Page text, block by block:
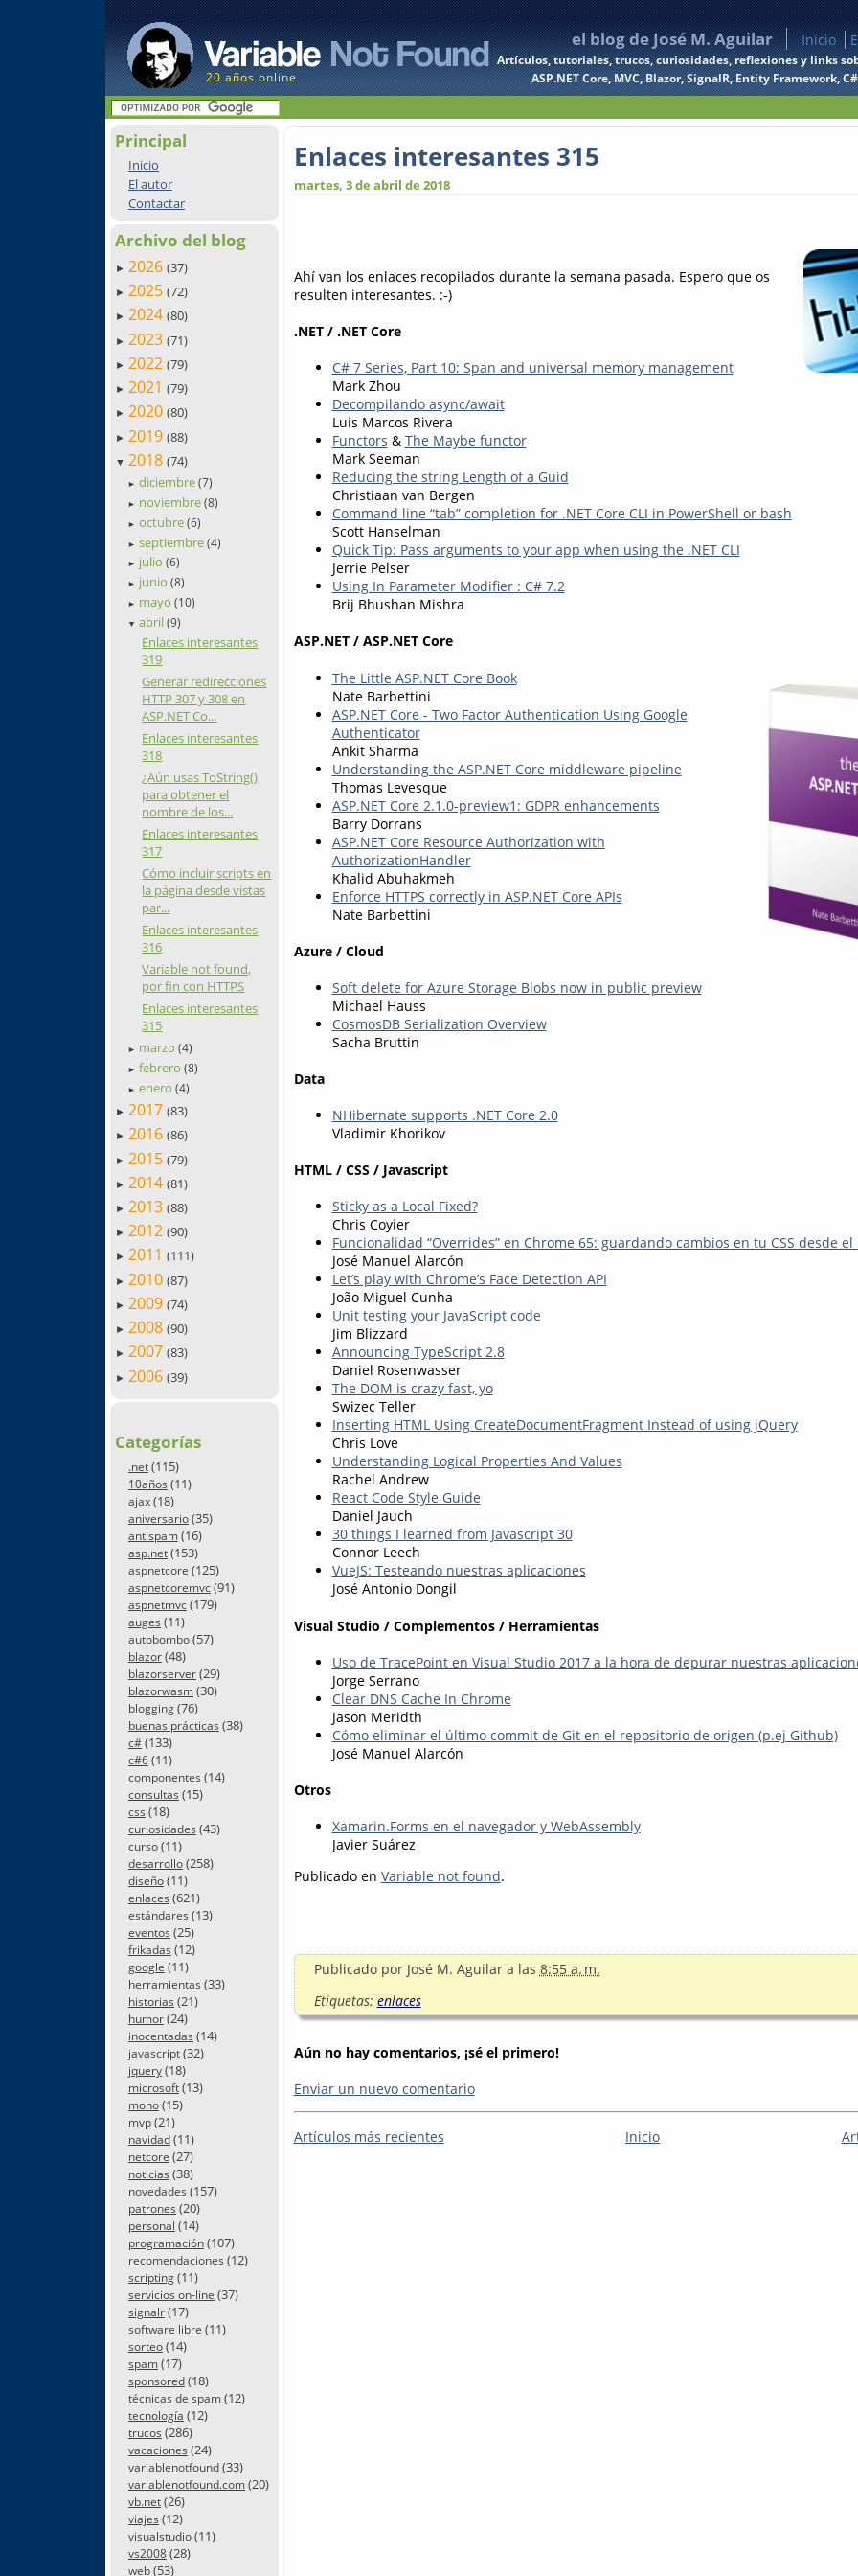
20 años online
el blog de José M. Aguilar Inicio
Artículos, tutoriales, trucos, curiosidades, reflexiones y links
ASP.NET Core, MVC, Blazor, SignalR, Entity Framework,
Principal
Inicio
El autor
Contactar
Archivo del blog
► 2026 (37)
► 2025 (72)
► 2024 (80)
► 2023 (71)
► 2022 (79)
► 2021 (79)
► 2020 (80)
► 2019 (88)
▼ 2018 (74)
► diciembre(7)
► noviembre(8)
► octubre(6)
► septiembre(4)
► julio(6)
► junio(8)
► mayo(10)
▼ abril(9)
Enlaces interesantes
319
Generar redirecciones
HTTP 307 y 308 en
ASP.NET Co...
Enlaces interesantes
318
¿Aún usas ToString()
para obtener el
nombre de los...
Enlaces interesantes
317
Cómo incluir scripts en
la página desde vistas
par...
Enlaces interesantes
316
Variable not found,
por fin con HTTPS
Enlaces interesantes
315
► marzo(4)
► febrero(8)
► enero(4)
► 2017 (83)
► 2016 (86)
► 2015 (79)
► 2014 (81)
► 2013 (88)
► 2012 (90)
► 2011 (111)
► 2010 (87)
► 2009 (74)
► 2008 (90)
► 2007 (83)
► 2006 (39)
Categorías
.net(115)
10años (11)
ajax(18)
aniversario(35)
antispam(16)
asp.net(153)
aspnetcore (125)
aspnetcoremvc(91)
aspnetmvc(179)
auges (11)
autobombo(57)
blazor(48)
blazorserver(29)
blazorwasm(30)
blogging(76)
buenas prácticas (38)
c#(133)
c#6(11)
componentes (14)
consultas (15)
css (18)
curiosidades (43)
curso(11)
desarrollo(258)
diseño(11)
enlaces (621)
estándares (13)
eventos (25)
frikadas (12)
google (11)
herramientas (33)
historias (21)
humor(24)
inocentadas (14)
javascript(32)
jquery(18)
microsoft(13)
mono(15)
mvp(21)
navidad(11)
netcore (27)
noticias (38)
novedades (157)
patrones (20)
personal (14)
programación(107)
recomendaciones (12)
scripting(11)
servicios on-line (37)
signalr(17)
software libre (11)
sorteo(14)
spam(17)
sponsored(18)
técnicas de spam(12)
tecnología (12)
trucos (286)
vacaciones (24)
variablenotfound(33)
variablenotfound.com(20)
vb.net(26)
viajes (12)
visualstudio(11)
vs2008(28)
web(53)
Enlaces interesantes 315
martes, 3 de abril de 2018
Ahí van los enlaces recopilados durante la semana pasada. Espero que os
resulten interesantes. :-)
.NET / .NET Core
C# 7 Series, Part 10: Span and universal memory management
Mark Zhou
Decompilando async/await
Luis Marcos Rivera
Functors & The Maybe functor
Mark Seeman
Reducing the string Length of a Guid
Christiaan van Bergen
Command line “tab” completion for .NET Core CLI in PowerShell or bash
Scott Hanselman
Quick Tip: Pass arguments to your app when using the .NET CLI
Jerrie Pelser
Using In Parameter Modifier : C# 7.2
Brij Bhushan Mishra
ASP.NET / ASP.NET Core
The Little ASP.NET Core Book
Nate Barbettini
ASP.NET Core - Two Factor Authentication Using Google
Authenticator
Ankit Sharma
Understanding the ASP.NET Core middleware pipeline
Thomas Levesque
ASP.NET Core 2.1.0-preview1: GDPR enhancements
Barry Dorrans
ASP.NET Core Resource Authorization with
AuthorizationHandler
Khalid Abuhakmeh
Enforce HTTPS correctly in ASP.NET Core APIs
Nate Barbettini
Azure / Cloud
Soft delete for Azure Storage Blobs now in public preview
Michael Hauss
CosmosDB Serialization Overview
Sacha Bruttin
Data
NHibernate supports .NET Core 2.0
Vladimir Khorikov
HTML / CSS / Javascript
Sticky as a Local Fixed?
Chris Coyier
Funcionalidad “Overrides” en Chrome 65: guardando cambios en tu CSS desde
José Manuel Alarcón
Let’s play with Chrome’s Face Detection API
João Miguel Cunha
Unit testing your JavaScript code
Jim Blizzard
Announcing TypeScript 2.8
Daniel Rosenwasser
The DOM is crazy fast, yo
Swizec Teller
Inserting HTML Using CreateDocumentFragment Instead of using jQuery
Chris Love
Understanding Logical Properties And Values
Rachel Andrew
React Code Style Guide
Daniel Jauch
30 things I learned from Javascript 30
Connor Leech
VueJS: Testeando nuestras aplicaciones
José Antonio Dongil
Visual Studio / Complementos / Herramientas
Uso de TracePoint en Visual Studio 2017 a la hora de depurar nuestras
Jorge Serrano
Clear DNS Cache In Chrome
Jason Meridth
Cómo eliminar el último commit de Git en el repositorio de origen (p.ej Github)
José Manuel Alarcón
Otros
Xamarin.Forms en el navegador y WebAssembly
Javier Suárez
Publicado en Variable not found.
Publicado por José M. Aguilar a las 8:55 a. m.
Etiquetas: enlaces
Aún no hay comentarios, ¡sé el primero!
Enviar un nuevo comentario
Artículos más recientes Inicio